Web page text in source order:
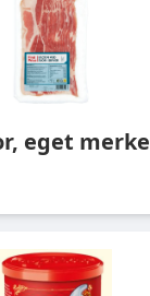
eget merke